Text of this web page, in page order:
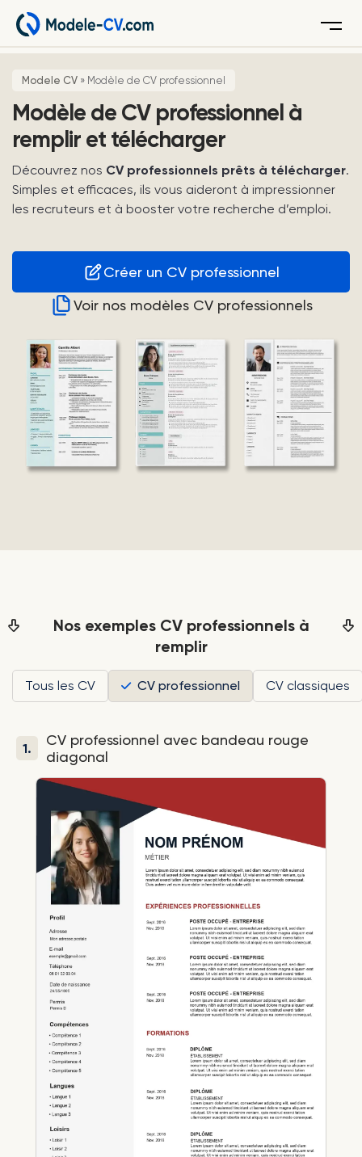
Menu
Modele CV » Modèle de CV professionnel
Modèle de CV professionnel à
remplir et télécharger
Découvrez nos CV professionnels prêts à télécharger.
Simples et efficaces, ils vous aideront à impressionner
les recruteurs et à booster votre recherche d’emploi.
Créer un CV professionnel
Voir nos modèles CV professionnels
Nos exemples CV professionnels à
remplir
Tous les CV CV professionnel CV classiques
1.
CV professionnel avec bandeau rouge
diagonal